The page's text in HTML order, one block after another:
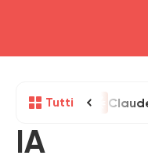
Tutti
IA